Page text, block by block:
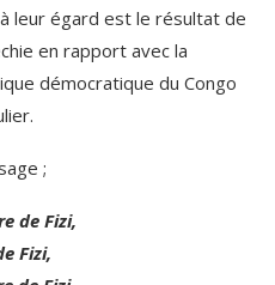
leur égard est le résultat de
en rapport avec la
démocratique du Congo
;
de Fizi,
Fizi,